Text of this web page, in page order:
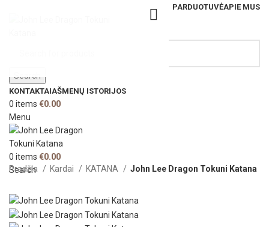
PARDUOTUVĖAPIE MUS
Search
KONTAKTAIAŠMENŲ ISTORIJOS
0 items €0.00
Menu
0 items €0.00
Search
Pradžia Kardai KATANA John Lee Dragon Tokuni Katana